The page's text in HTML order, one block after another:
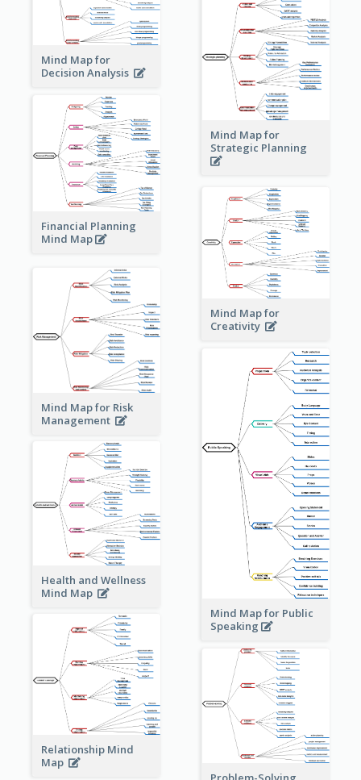
Mind Map for
Decision Analysis
Mind Map for
Strategic Planning
Financial Planning
Mind Map
Mind Map for
Creativity
Mind Map for Risk
Management
Mind Map for Public
Speaking
Health and Wellness
Mind Map
Relationship Mind
Map